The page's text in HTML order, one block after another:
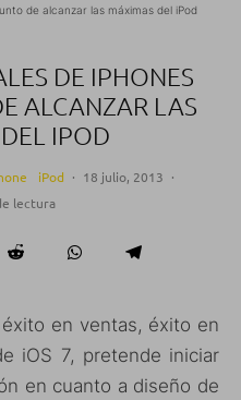
de alcanzar las máximas del iPod
DE IPHONES
ALCANZAR LAS
IPOD
iPod · 18 julio, 2013 ·
lectura
en ventas, éxito en
iOS 7, pretende iniciar
en cuanto a diseño de